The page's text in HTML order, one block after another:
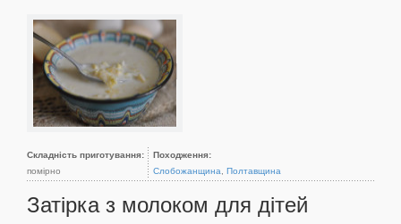
Складність приготування:
помірно
Походження:
Слобожанщина
Полтавщина
Затірка з молоком для дітей